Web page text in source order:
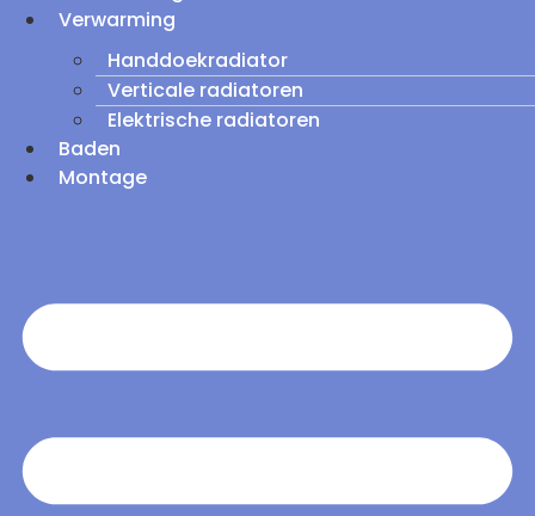
Verwarming
Handdoekradiator
Verticale radiatoren
Elektrische radiatoren
Baden
Montage